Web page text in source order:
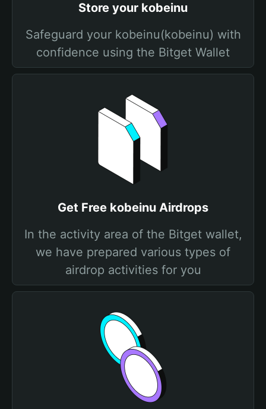
Store your kobeinu
Safeguard your kobeinu(kobeinu) with
confidence using the Bitget Wallet
Get Free kobeinu Airdrops
In the activity area of the Bitget wallet,
we have prepared various types of
airdrop activities for you